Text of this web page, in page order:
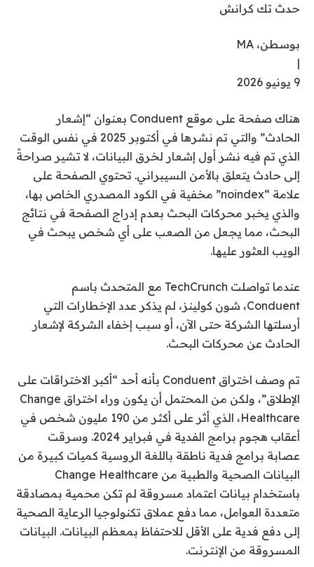
حدث تك كرانش
بوسطن، MA
|
9 يونيو 2026
هناك صفحة على موقع Conduent بعنوان “إشعار
الحادث” والتي تم نشرها في أكتوبر 2025 في نفس الوقت
الذي تم فيه نشر أول إشعار لخرق البيانات، لا تشير صراحةً
إلى حادث يتعلق بالأمن السيبراني. تحتوي الصفحة على
علامة “noindex” مخفية في الكود المصدري الخاص بها،
والذي يخبر محركات البحث بعدم إدراج الصفحة في نتائج
البحث، مما يجعل من الصعب على أي شخص يبحث في
الويب العثور عليها.
عندما تواصلت TechCrunch مع المتحدث باسم
Conduent، شون كولينز، لم يذكر عدد الإخطارات التي
أرسلتها الشركة حتى الآن، أو سبب إخفاء الشركة لإشعار
الحادث عن محركات البحث.
تم وصف اختراق Conduent بأنه أحد “أكبر الاختراقات على
الإطلاق”، ولكن من المحتمل أن يكون وراء اختراق Change
Healthcare، الذي أثر على أكثر من 190 مليون شخص في
أعقاب هجوم برامج الفدية في فبراير 2024. وسرقت
عصابة برامج فدية ناطقة باللغة الروسية كميات كبيرة من
البيانات الصحية والطبية من Change Healthcare
باستخدام بيانات اعتماد مسروقة لم تكن محمية بمصادقة
متعددة العوامل، مما دفع عملاق تكنولوجيا الرعاية الصحية
إلى دفع فدية على الأقل للاحتفاظ بمعظم البيانات. البيانات
المسروقة من الإنترنت.